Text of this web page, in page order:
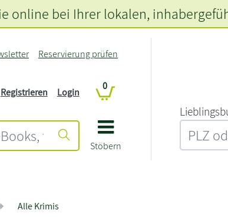
Stöbern
Reservierung prüfen
Registrieren Login
0
online bei Ihrer lokalen,
Alle Krimis